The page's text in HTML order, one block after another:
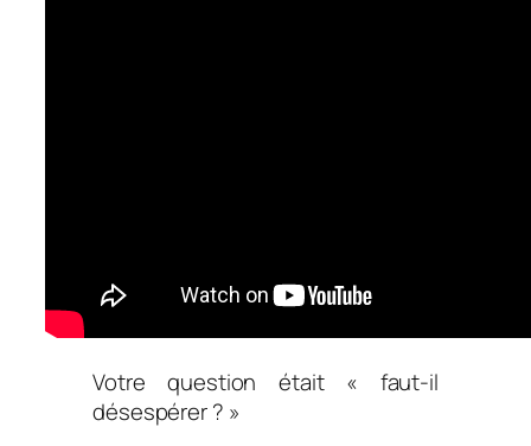
Votre question était « faut-il
désespérer ? »